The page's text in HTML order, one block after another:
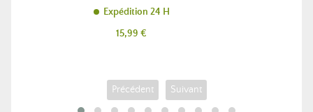
Expédition 24 H
Prix
15,99 €
Précédent Suivant